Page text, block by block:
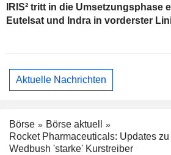
IRIS² tritt in die Umsetzungsphase
Eutelsat und Indra in vorderster
Aktuelle Nachrichten
Börse
Börse aktuell
Rocket Pharmaceuticals: Updates
Wedbush 'starke' Kurstreiber